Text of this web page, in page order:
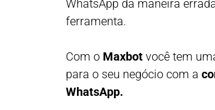
WhatsApp da maneira
ferramenta.
Com o Maxbot você tem
para o seu negócio com a
WhatsApp.